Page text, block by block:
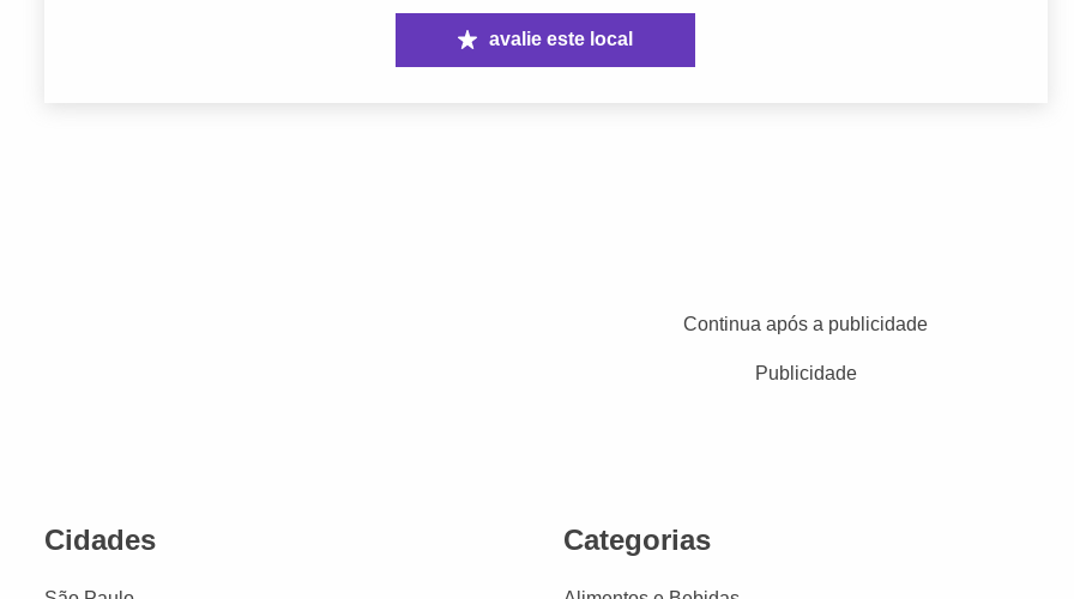
avalie este local
Continua após a publicidade
Publicidade
Cidades Categorias